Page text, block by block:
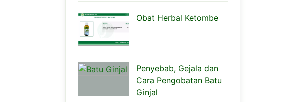
Obat Herbal Ketombe
Penyebab, Gejala dan
Cara Pengobatan Batu
Ginjal